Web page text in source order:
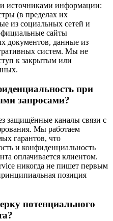
источниками информации:
(в пределах их
из социальных сетей и
сайты
документов, данные из
систем. Мы не
к закрытым или
при
запросами?
защищённые каналы связи с
Мы работаем
гарантов, что
и конфиденциальность
оплачивается клиентом.
никогда не пишет первым
позиция
потенциального